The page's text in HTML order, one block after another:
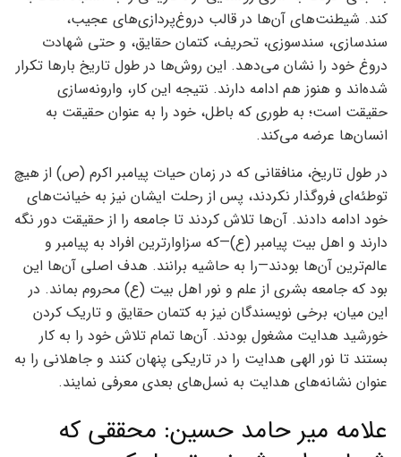
کند. شیطنت‌های آن‌ها در قالب دروغ‌پردازی‌های عجیب،
سندسازی، سندسوزی، تحریف، کتمان حقایق، و حتی شهادت
دروغ خود را نشان می‌دهد. این روش‌ها در طول تاریخ بارها تکرار
شده‌اند و هنوز هم ادامه دارند. نتیجه این کار، وارونه‌سازی
حقیقت است؛ به طوری که باطل، خود را به عنوان حقیقت به
انسان‌ها عرضه می‌کند.
در طول تاریخ، منافقانی که در زمان حیات پیامبر اکرم (ص) از هیچ
توطئه‌ای فروگذار نکردند، پس از رحلت ایشان نیز به خیانت‌های
خود ادامه دادند. آن‌ها تلاش کردند تا جامعه را از حقیقت دور نگه
دارند و اهل بیت پیامبر (ع)—که سزاوارترین افراد به پیامبر و
عالم‌ترین آن‌ها بودند—را به حاشیه برانند. هدف اصلی آن‌ها این
بود که جامعه بشری از علم و نور اهل بیت (ع) محروم بماند. در
این میان، برخی نویسندگان نیز به کتمان حقایق و تاریک کردن
خورشید هدایت مشغول بودند. آن‌ها تمام تلاش خود را به کار
بستند تا نور الهی هدایت را در تاریکی پنهان کنند و جاهلانی را به
عنوان نشانه‌های هدایت به نسل‌های بعدی معرفی نمایند.
علامه میر حامد حسین: محققی که